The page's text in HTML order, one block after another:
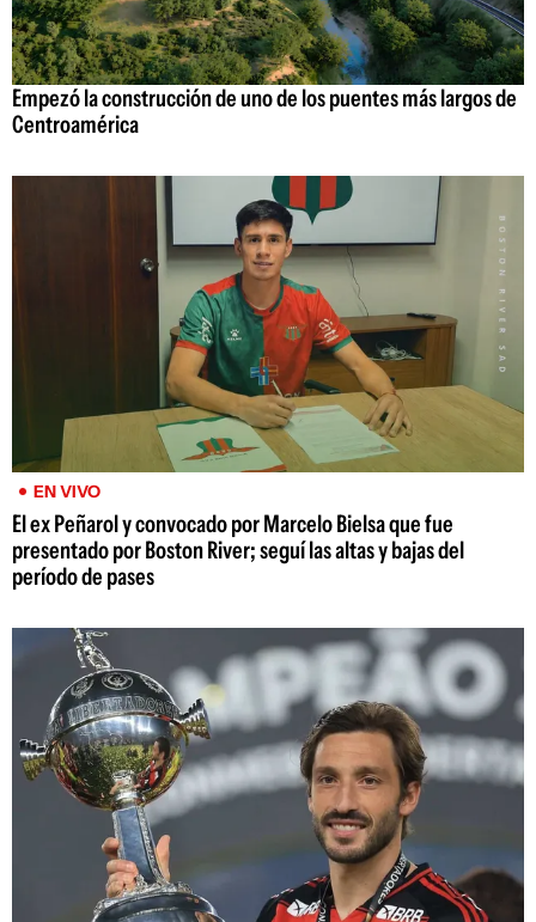
Empezó la construcción de uno de los puentes más largos de
Centroamérica
EN VIVO
El ex Peñarol y convocado por Marcelo Bielsa que fue
presentado por Boston River; seguí las altas y bajas del
período de pases